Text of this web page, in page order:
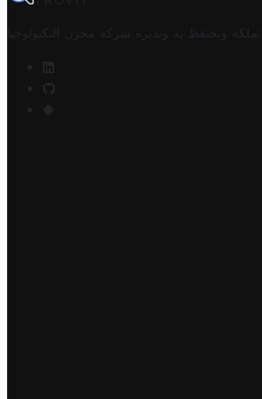
وتحتفظ به وتديره شركة مخزن التكنولوجيا